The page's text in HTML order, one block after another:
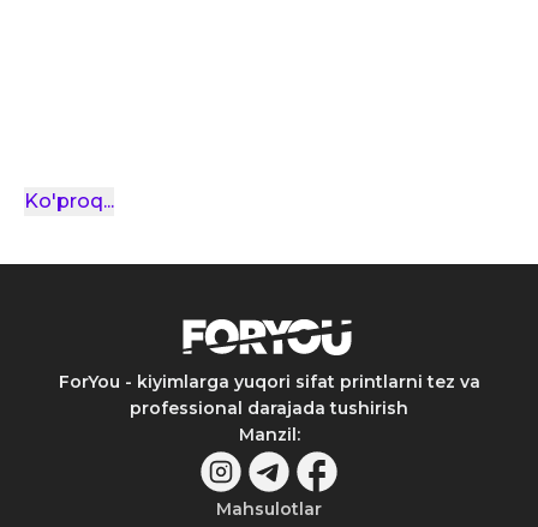
Ko'proq...
ForYou - kiyimlarga yuqori sifat printlarni tez va
professional darajada tushirish
Manzil:
Mahsulotlar